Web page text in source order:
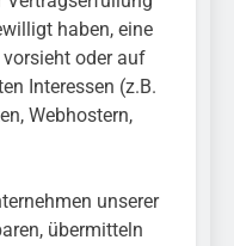
haben, eine
oder auf
Interessen (z.B.
Webhostern,
unserer
übermitteln